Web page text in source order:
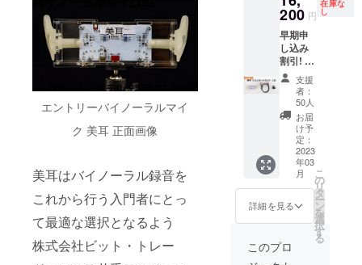
エントリーバイノーラルマイ
ク 美耳 正面画像
美耳はバイノーラル録音を
これから行う入門者にとっ
て最適な選択となるよう
株式会社ビット・トレー
りま
す。
Phone
端子
6.3mm
ケーブ
ル(約
1.5m)
・三脚
ネジア
ダプタ
※ 送
料・消
費税込
みの価
格とな
りま
す。
200 円
在庫な
し
早期申
し込み
割引! 美
耳のス
タン
ダード
セット
1式をお
送りい
たしま
す。
【内容
物】 ・
美耳本
体 ・
RCA-
Phone
端子
支援
者：
50人
お届
け予
定：
2023
年03
月
詳細を見る
こ
の
リ
タ
ー
ン
を
選
択
す
る
このプロ